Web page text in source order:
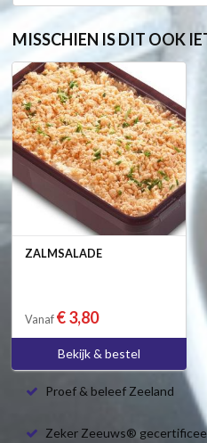
MISSCHIEN IS DIT OOK
ZALMSALADE
Vanaf € 3,80
Bekijk & bestel
Proef & beleef Zeeland
Zeker Zeeuws®